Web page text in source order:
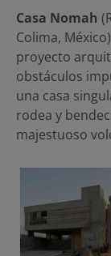
Casa Nomah
Colima,
proyecto
obstáculos
una casa
rodea y
majestuoso